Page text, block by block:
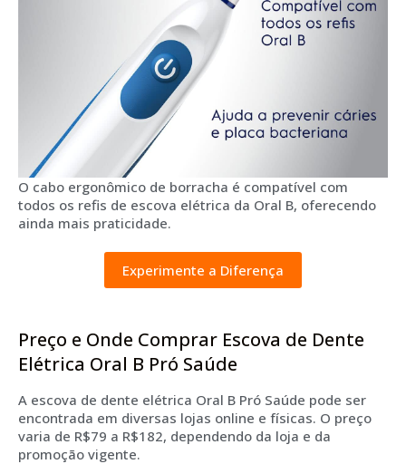
O cabo ergonômico de borracha é compatível com
todos os refis de escova elétrica da Oral B, oferecendo
ainda mais praticidade.
Experimente a Diferença
Preço e Onde Comprar Escova de Dente
Elétrica Oral B Pró Saúde
A escova de dente elétrica Oral B Pró Saúde pode ser
encontrada em diversas lojas online e físicas. O preço
varia de R$79 a R$182, dependendo da loja e da
promoção vigente.